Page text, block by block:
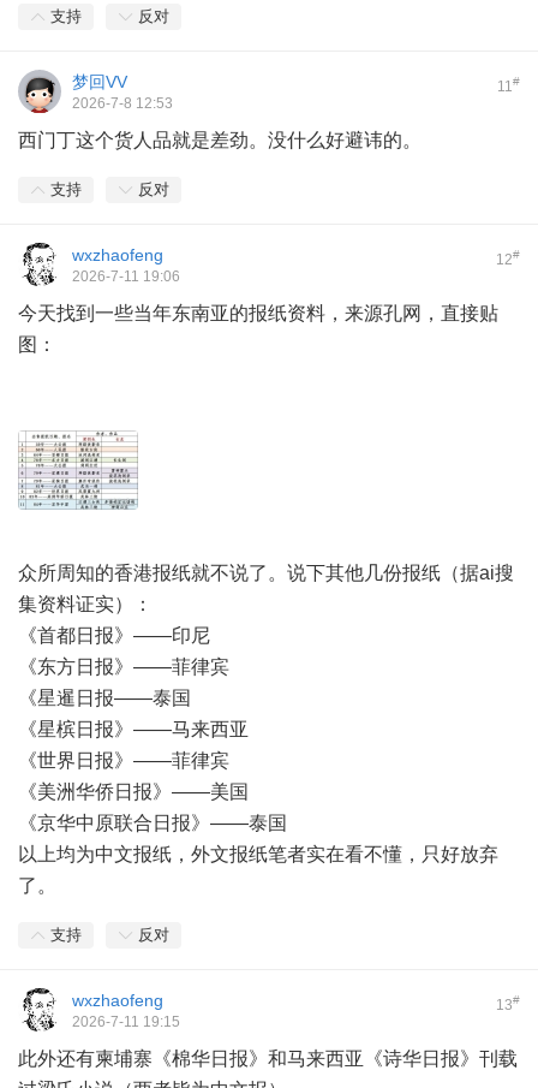
支持 反对
11#
梦回VV
2026-7-8 12:53
西门丁这个货人品就是差劲。没什么好避讳的。
支持 反对
12#
wxzhaofeng
2026-7-11 19:06
今天找到一些当年东南亚的报纸资料，来源孔网，直接贴
图：
众所周知的香港报纸就不说了。说下其他几份报纸（据ai搜
集资料证实）：
《首都日报》——印尼
《东方日报》——菲律宾
《星暹日报——泰国
《星槟日报》——马来西亚
《世界日报》——菲律宾
《美洲华侨日报》——美国
《京华中原联合日报》——泰国
以上均为中文报纸，外文报纸笔者实在看不懂，只好放弃
了。
支持 反对
13#
wxzhaofeng
2026-7-11 19:15
此外还有柬埔寨《棉华日报》和马来西亚《诗华日报》刊载